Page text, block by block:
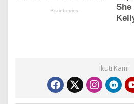
Ikuti Kami